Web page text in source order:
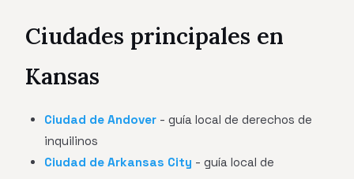
Ciudades principales en
Kansas
Ciudad de Andover - guía local de derechos de
inquilinos
Ciudad de Arkansas City - guía local de